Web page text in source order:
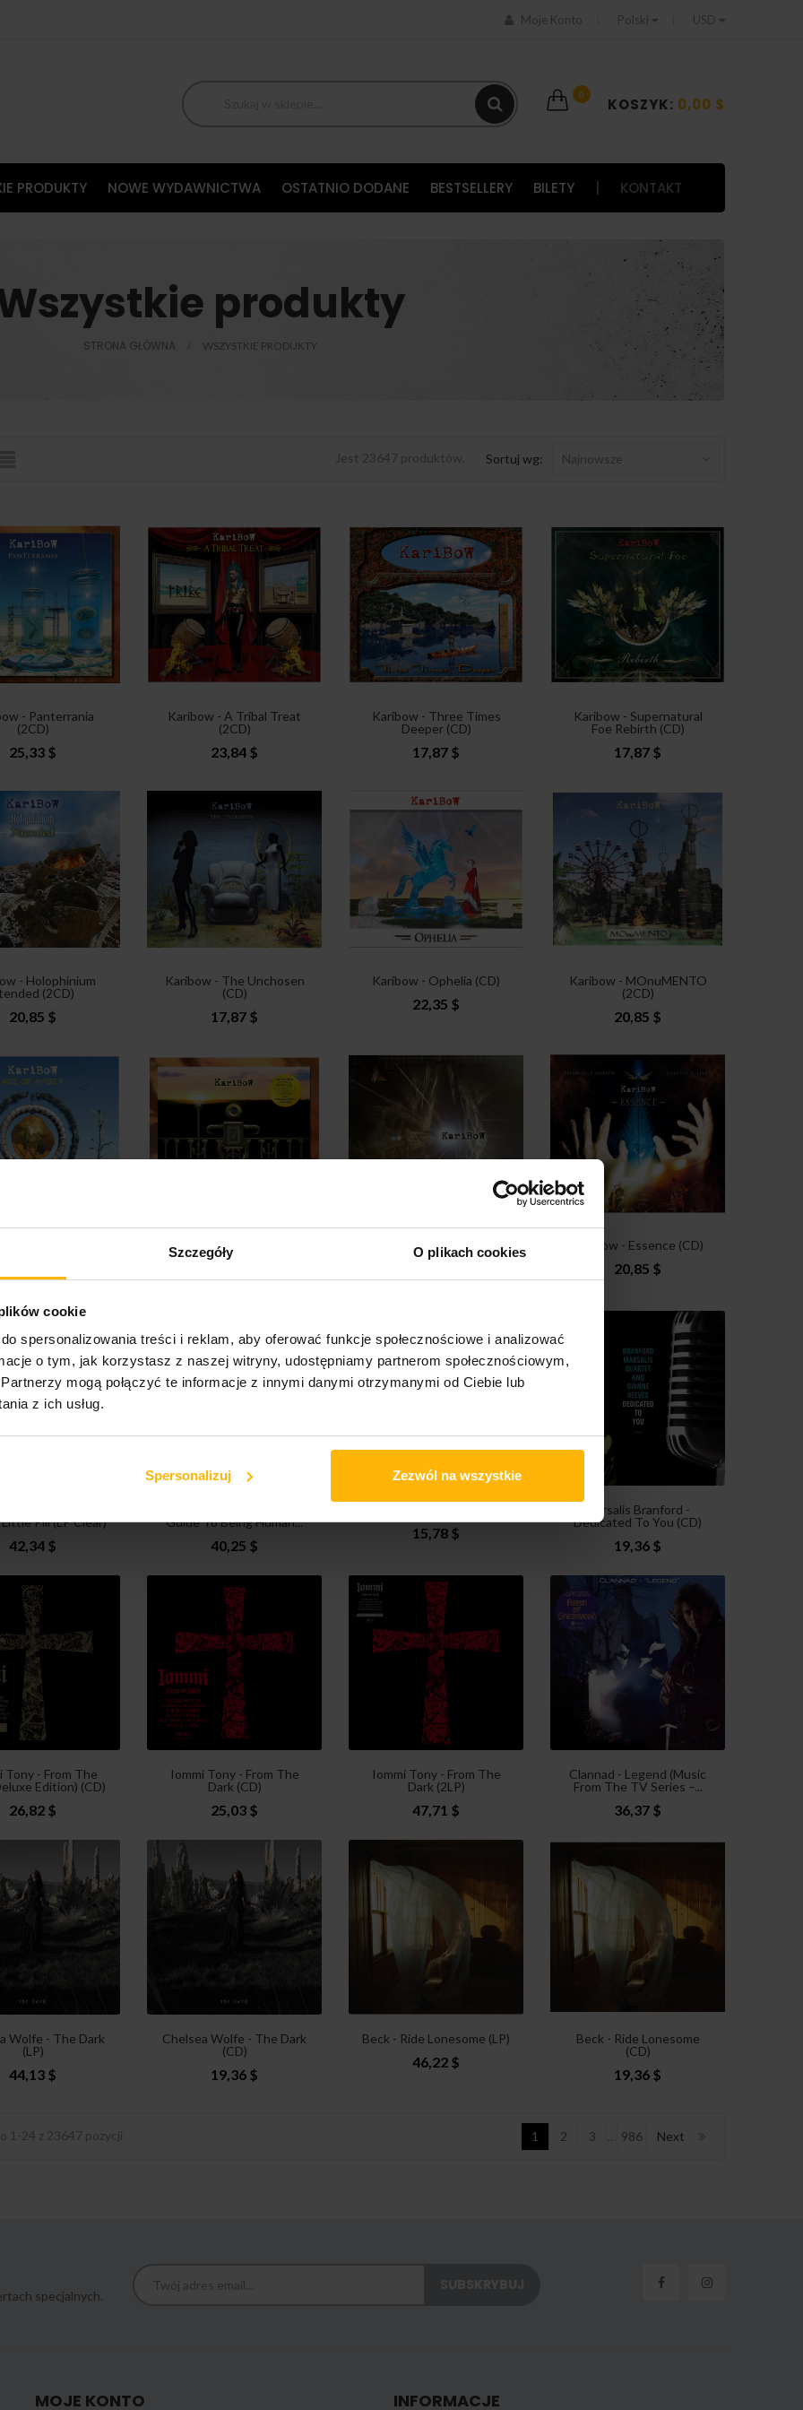
Szczegóły O plikach cookies
cookie
spersonalizowania treści i reklam, aby oferować funkcje społecznościowe i analizować
o tym, jak korzystasz z naszej witryny, udostępniamy partnerom społecznościowym,
mogą połączyć te informacje z innymi danymi otrzymanymi od Ciebie lub
z ich usług.
Spersonalizuj Zezwól na wszystkie
Moje Konto Polski USD
0
KOSZYK: 0,00 $
PRODUKTY NOWE WYDAWNICTWA OSTATNIO DODANE BESTSELLERY BILETY KONTAKT
produkty
STRONA GŁÓWNA WSZYSTKIE PRODUKTY
Jest 23647 produktów. Sortuj wg: Najnowsze
- Panterrania
(2CD)
25,33 $
Karibow - A Tribal Treat
(2CD)
23,84 $
Karibow - Three Times
Deeper (CD)
17,87 $
Karibow - Supernatural
Foe Rebirth (CD)
17,87 $
- Holophinium
(2CD)
20,85 $
Karibow - The Unchosen
(CD)
17,87 $
Karibow - Ophelia (CD)
22,35 $
Karibow - MOnuMENTO
(2CD)
20,85 $
23,84 $
Karibow - Man of Rust
(CD)
17,87 $
Karibow - Addicted (CD) Karibow - Essence (CD)
20,85 $
Pill (LP Clear)
42,34 $
Guide To Being Human...
40,25 $
15,78 $
Marsalis Branford -
Dedicated To You (CD)
19,36 $
Tony - From The
Edition) (CD)
26,82 $
Iommi Tony - From The
Dark (CD)
25,03 $
Iommi Tony - From The
Dark (2LP)
47,71 $
Clannad - Legend (Music
From The TV Series –...
36,37 $
Wolfe - The Dark
(LP)
44,13 $
Chelsea Wolfe - The Dark
(CD)
19,36 $
Beck - Ride Lonesome (LP)
46,22 $
Beck - Ride Lonesome
(CD)
19,36 $
1-24 z 23647 pozycji 1 2 3 986 Next
specjalnych.
MOJE KONTO INFORMACJE